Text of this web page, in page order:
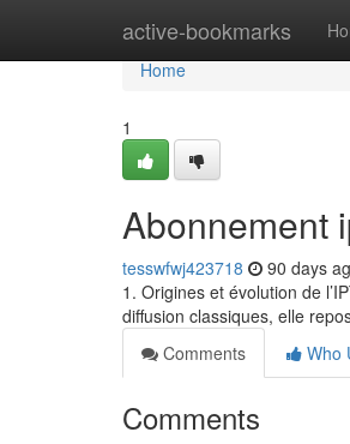
active-bookmarks
Home
Home
1
Abonnement
tesswfwj423718 90 days
1. Origines et évolution de
diffusion classiques, elle
Comments
Who
Comments